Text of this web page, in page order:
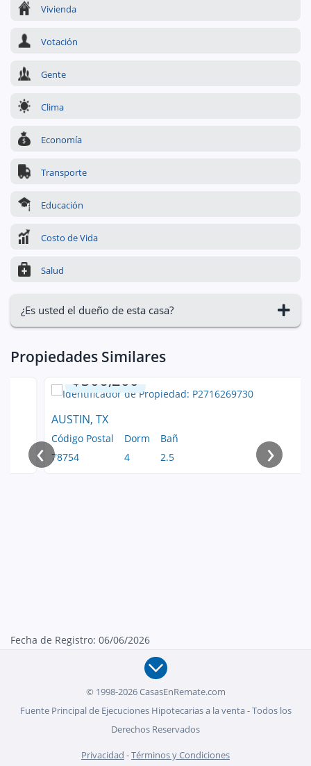
Vivienda
Votación
Gente
Clima
Economía
Transporte
Educación
Costo de Vida
Salud
¿Es usted el dueño de esta casa?
Propiedades Similares
$306,200
AUSTIN, TX
Código Postal
78754
Dorm
Bañ
‹ ›
Fecha de Registro: 06/06/2026
© 1998-2026 CasasEnRemate.com
Fuente Principal de Ejecuciones Hipotecarias a la venta - Todos los
Derechos Reservados
Privacidad -Términos y Condiciones